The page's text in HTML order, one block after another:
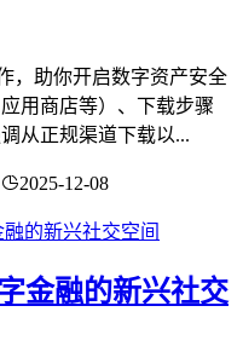
，助你开启数字资产安全
用商店等）、下载步骤
从正规渠道下载以...
2025-12-08
金融的新兴社交